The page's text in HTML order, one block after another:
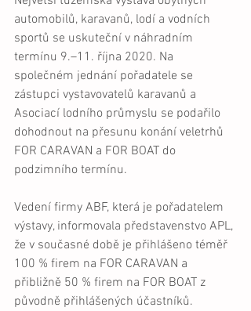
automobilů, karavanů, lodí a vodních
sportů se uskuteční v náhradním
termínu 9.–11. října 2020. Na
společném jednání pořadatele se
zástupci vystavovatelů karavanů a
Asociací lodního průmyslu se podařilo
dohodnout na přesunu konání veletrhů
FOR CARAVAN a FOR BOAT do
podzimního termínu.
Vedení firmy ABF, která je pořadatelem
výstavy, informovala představenstvo APL,
že v současné době je přihlášeno téměř
100 % firem na FOR CARAVAN a
přibližně 50 % firem na FOR BOAT z
původně přihlášených účastníků.